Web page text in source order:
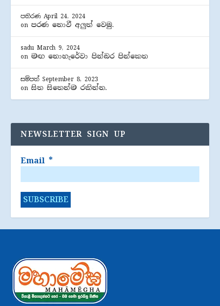
පතිරණ April 24, 2024
on පරණ නොවී අලුත් වෙමු.
sadu March 9, 2024
on මඟ නොහැරේවා පින්බර පින්කෙත
සම්පත් September 8, 2023
onසිත සිතෙන්ම රකින්න.
NEWSLETTER SIGN UP
Email *